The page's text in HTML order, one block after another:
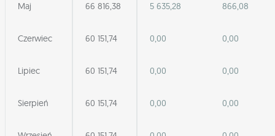
Maj 66 816,38 5 635,28 866,08
Czerwiec 60 151,74 0,00 0,00
Lipiec 60 151,74 0,00 0,00
Sierpień 60 151,74 0,00 0,00